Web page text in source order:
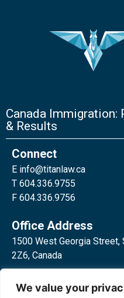
We value your
Canada
& Results
Connect
E info@titanlaw.ca
T 604.336.9755
F 604.336.9756
Office Address
1500 West Georgia Street,
2Z6, Canada
Toronto, ON, M4W 3E2,